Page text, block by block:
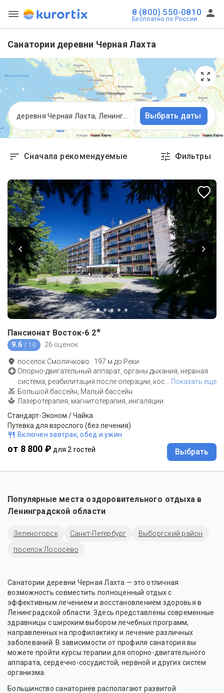
8 (800) 550-0810
Бесплатно по России
Санатории деревни Черная Лахта
Выбрать даты
Сначала рекомендуемые Фильтры
Пансионат Восток-6 2★
9.6 / 10 26 оценок
поселок Смолячково · 197 м до Реки
Опорно-двигательный аппарат, органы дыхания, нервная
система, реабилитация после операции, кос
Показать еще
Большой бассейн, Малый бассейн
Лазеротерапия, магнитотерапия, ингаляции
Стандарт-Эконом / Чайка
Путевка для взрослого (без лечения)
Включен завтрак, обед и ужин
от 8 800 ₽ для 2 гостей Выбрать
Популярные места оздоровительного отдыха в
Ленинградской области
Зеленогорск Санкт-Петербург
Выборгский район
поселок Лососево
Санатории деревни Черная Лахта — это отличная
возможность совместить полноценный отдых с
эффективным лечением и восстановлением здоровья в
Ленинградской области. Здесь представлены современные
здравницы с широким выбором лечебных программ,
направленных на профилактику и лечение различных
заболеваний. В зависимости от профиля санатория вы
можете пройти курсы терапии для опорно-двигательного
аппарата, сердечно-сосудистой, нервной и других систем
организма.
Большинство санаториев располагают развитой